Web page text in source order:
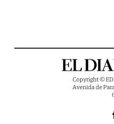
Copyright ©
Avenida de